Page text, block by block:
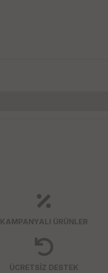
KAMPANYALI ÜRÜNLER
ÜCRETSİZ DESTEK